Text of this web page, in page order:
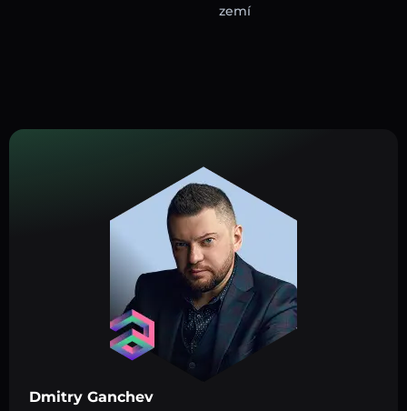
zemí
Dmitry Ganchev